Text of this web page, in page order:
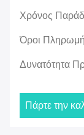
Χρόνος
Όροι
Δυνατότητα
Πάρτε την